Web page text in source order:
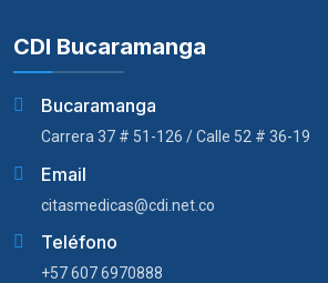
CDI Bucaramanga
Bucaramanga
Carrera 37 # 51-126 / Calle 52 # 36-19
Email
citasmedicas@cdi.net.co
Teléfono
+57 607 6970888